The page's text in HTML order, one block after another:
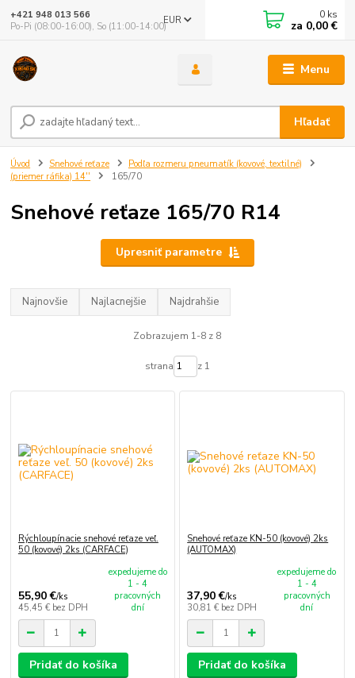
Menu
EUR
Hľadať
+421 948 013 566
Po-Pi (08:00-16:00), So (11:00-14:00)
0 ks
za 0,00 €
Úvod Snehové reťaze
Podľa rozmeru pneumatík (kovové, textilné)
(priemer ráfika) 14''
165/70
Snehové reťaze 165/70 R14
Upresniť parametre
Najnovšie Najlacnejšie Najdrahšie
Zobrazujem 1-8 z 8
strana z 1
Rýchloupínacie snehové reťaze veľ.
50 (kovové) 2ks (CARFACE)
55,90 €/ks
45,45 € bez DPH
expedujeme do
1 - 4
pracovných
dní
Pridať do košíka
Snehové reťaze KN-50 (kovové) 2ks
(AUTOMAX)
37,90 €/ks
30,81 € bez DPH
expedujeme do
1 - 4
pracovných
dní
Pridať do košíka